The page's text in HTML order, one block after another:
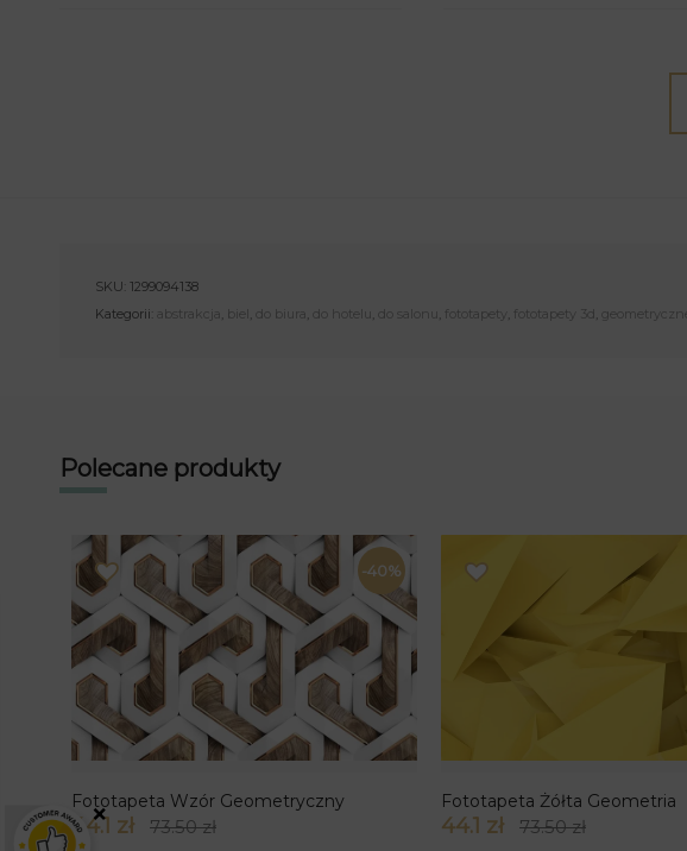
SKU: 1299094138
Kategorii:
abstrakcja biel do biura do hotelu do salonu fototapety fototapety 3d geometryczne
Polecane produkty
-40%
Fototapeta Wzór Geometryczny
44.1 zł 73.50 zł
Fototapeta Żółta Geometria
44.1 zł 73.50 zł
×